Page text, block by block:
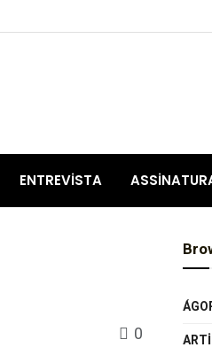
ENTREVISTA
0